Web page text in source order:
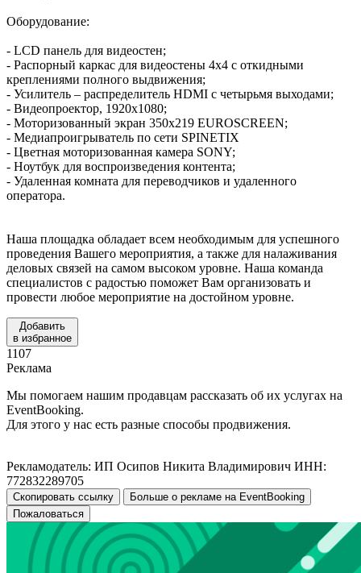
Оборудование:
- LCD панель для видеостен;
- Распорный каркас для видеостены 4x4 с откидными
креплениями полного выдвижения;
- Усилитель – распределитель HDMI с четырьмя выходами;
- Видеопроектор, 1920x1080;
- Моторизованный экран 350x219 EUROSCREEN;
- Медиапроигрыватель по сети SPINETIX
- Цветная моторизованная камера SONY;
- Ноутбук для воспроизведения контента;
- Удаленная комната для переводчиков и удаленного
оператора.
Наша площадка обладает всем необходимым для успешного
проведения Вашего мероприятия, а также для налаживания
деловых связей на самом высоком уровне. Наша команда
специалистов с радостью поможет Вам организовать и
провести любое мероприятие на достойном уровне.
Добавить
в избранное
1107
Реклама
Мы помогаем нашим продавцам рассказать об их услугах на
EventBooking.
Для этого у нас есть разные способы продвижения.
Рекламодатель: ИП Осипов Никита Владимирович ИНН:
772832289705
Скопировать ссылку
Больше о рекламе на EventBooking
Пожаловаться